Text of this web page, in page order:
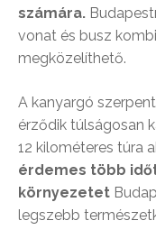
számára.
vonat és busz
megközelíthető.
A kanyargó
érződik túlságosan
12 kilométeres túra
érdemes több
környezetet
legszebb